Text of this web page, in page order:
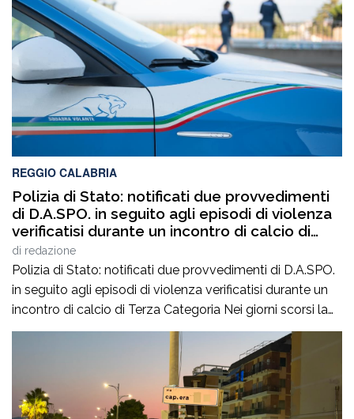
REGGIO CALABRIA
Polizia di Stato: notificati due provvedimenti
di D.A.SPO. in seguito agli episodi di violenza
verificatisi durante un incontro di calcio di
Terza Categoria
di redazione
Polizia di Stato: notificati due provvedimenti di D.A.SPO.
in seguito agli episodi di violenza verificatisi durante un
incontro di calcio di Terza Categoria Nei giorni scorsi la
Polizia di Stato ha notificato due provvedimenti di
Divieto di Accesso alle Manifestazioni Sportive
(D.A.SPO.), emessi dalla Questura di Reggio Calabria alla
fine del mese di luglio, nei […]